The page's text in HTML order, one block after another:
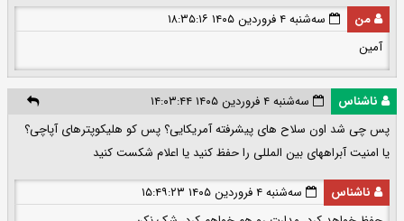
من
سه‌شنبه ۴ فروردین ۱۴۰۵ ۱۸:۳۵:۱۶
آمین
ناشناس
سه‌شنبه ۴ فروردین ۱۴۰۵ ۱۴:۰۳:۴۴
پس چی شد اون سلاح های پیشرفته آمریکایی؟ پس کو هلیکوپترهای آپاچی؟
یا امنیت آبراههای بین المللی را حفظ کنید یا اعلام شکست کنید
ناشناس
سه‌شنبه ۴ فروردین ۱۴۰۵ ۱۵:۴۹:۲۳